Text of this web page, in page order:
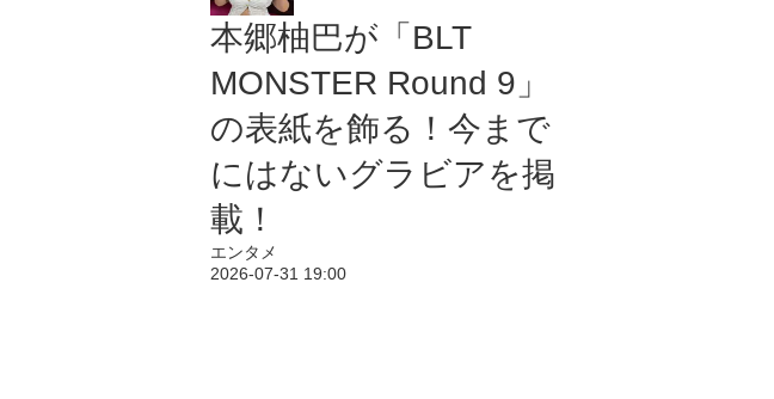
本郷柚巴が「BLT
MONSTER Round 9」
の表紙を飾る！今まで
にはないグラビアを掲
載！
エンタメ
2026-07-31 19:00